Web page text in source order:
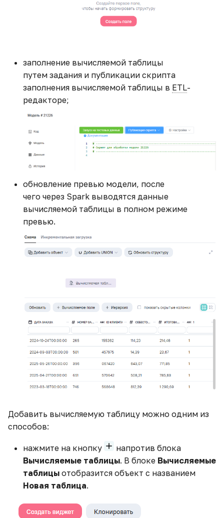
заполнение вычисляемой таблицы
путем задания и публикации скрипта
заполнения вычисляемой таблицы в ETL-
редакторе;
обновление превью модели, после
чего через Spark выводятся данные
вычисляемой таблицы в полном режиме
превью.
Добавить вычисляемую таблицу можно одним из
способов:
нажмите на кнопку
напротив блока
Вычисляемые таблицы. В блоке Вычисляемые
таблицы отобразится объект с названием
Новая таблица.